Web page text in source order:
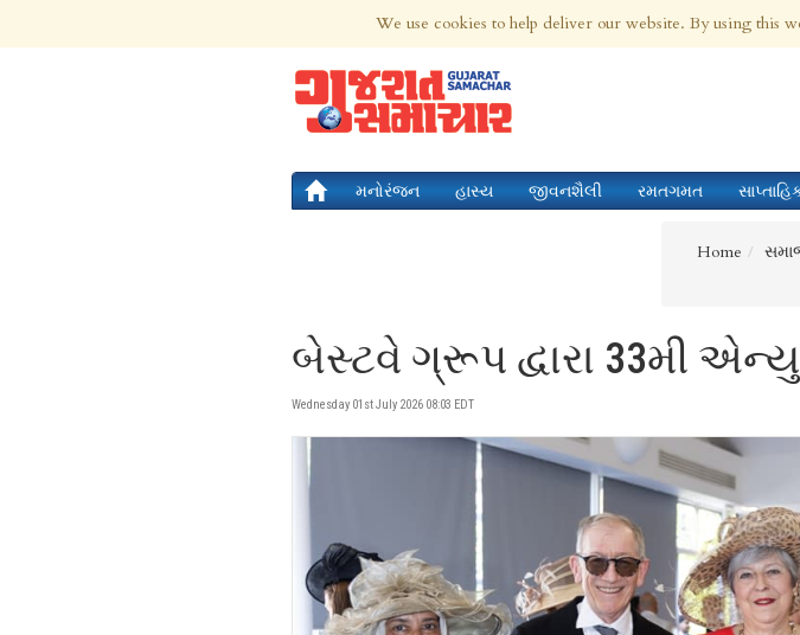
9th Aug 2026 | Updated at 06:39am 9th Aug 2026
મનોરંજન હાસ્ય જીવનશૈલી રમતગમત
Home
બેસ્ટવે ગ્રૂપ દ્વારા 33મી
Wednesday 01st July 2026 08:03 EDT
We use cookies to help deliver our website. By using this